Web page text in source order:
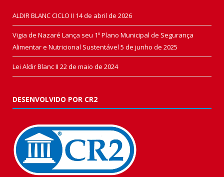
ALDIR BLANC CICLO II 14 de abril de 2026
Vigia de Nazaré Lança seu 1º Plano Municipal de Segurança
Alimentar e Nutricional Sustentável 5 de junho de 2025
Lei Aldir Blanc II 22 de maio de 2024
DESENVOLVIDO POR CR2